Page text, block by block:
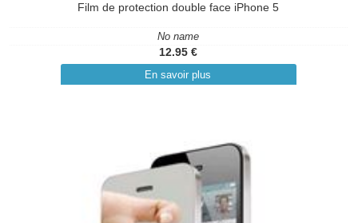
Film de protection double face iPhone 5
No name
12.95 €
En savoir plus